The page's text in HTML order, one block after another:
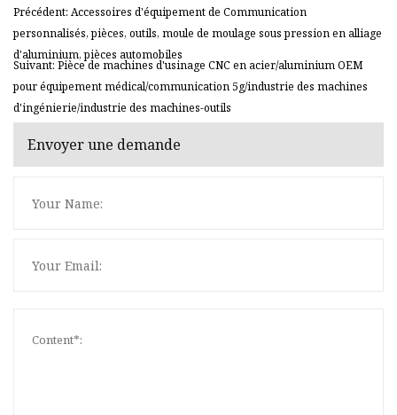
Précédent: Accessoires d'équipement de Communication
personnalisés, pièces, outils, moule de moulage sous pression en alliage
d'aluminium, pièces automobiles
Suivant: Pièce de machines d'usinage CNC en acier/aluminium OEM
pour équipement médical/communication 5g/industrie des machines
d'ingénierie/industrie des machines-outils
Envoyer une demande